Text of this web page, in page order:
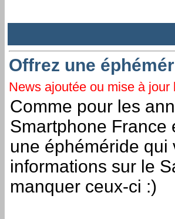
Offrez une
News ajoutée ou mise à
Comme pour les
Smartphone France
une éphéméride
informations sur le
manquer ceux-ci :)